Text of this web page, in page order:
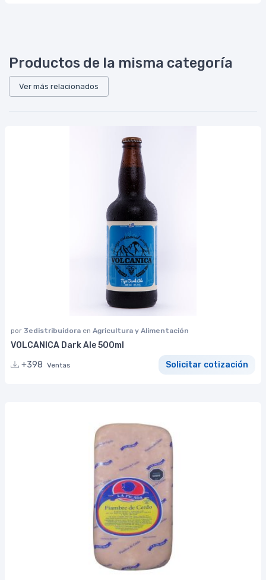
Productos de la misma categoría
Ver más relacionados
por 3edistribuidora en Agricultura y Alimentación
VOLCANICA Dark Ale 500ml
+398 Ventas Solicitar cotización